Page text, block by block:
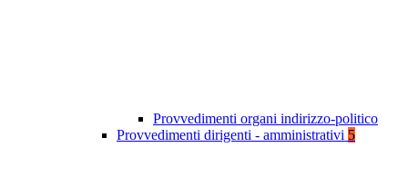
Provvedimenti organi indirizzo-politico
Provvedimenti dirigenti - amministrativi 5